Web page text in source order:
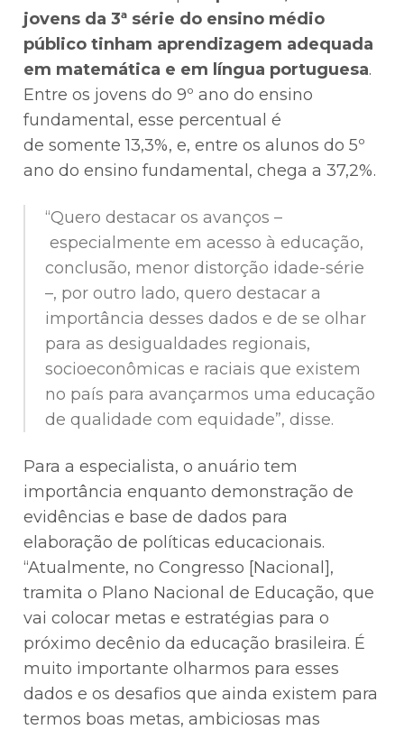
jovens da 3ª série do ensino médio
público tinham aprendizagem adequada
em matemática e em língua portuguesa.
Entre os jovens do 9º ano do ensino
fundamental, esse percentual é
de somente 13,3%, e, entre os alunos do 5º
ano do ensino fundamental, chega a 37,2%.
“Quero destacar os avanços –
especialmente em acesso à educação,
conclusão, menor distorção idade-série
–, por outro lado, quero destacar a
importância desses dados e de se olhar
para as desigualdades regionais,
socioeconômicas e raciais que existem
no país para avançarmos uma educação
de qualidade com equidade”, disse.
Para a especialista, o anuário tem
importância enquanto demonstração de
evidências e base de dados para
elaboração de políticas educacionais.
“Atualmente, no Congresso [Nacional],
tramita o Plano Nacional de Educação, que
vai colocar metas e estratégias para o
próximo decênio da educação brasileira. É
muito importante olharmos para esses
dados e os desafios que ainda existem para
termos boas metas, ambiciosas mas